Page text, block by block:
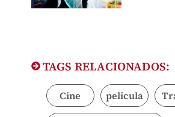
TAGS RELACIONADOS:
Cine pelicula